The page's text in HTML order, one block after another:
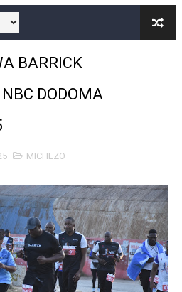
KUPITIA UJENZI WA
NI SHILINGI INAYOPOTEA -
WA JUU KATIKA
YA USHINDANI NA ULINZI WA
ya teknolojia za kisasa
IENDELEE KUTOA
BARRICK
DODOMA
MICHEZO